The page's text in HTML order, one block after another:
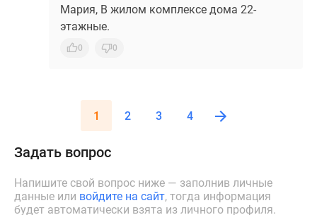
Мария, В жилом комплексе дома 22-
этажные.
0 0
1 2 3 4
Задать вопрос
Напишите свой вопрос ниже — заполнив личные
данные или войдите на сайт, тогда информация
будет автоматически взята из личного профиля.